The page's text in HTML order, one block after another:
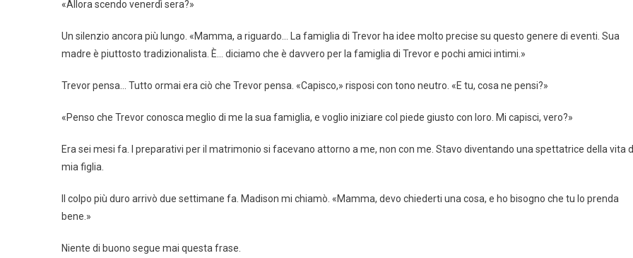
«Allora scendo venerdì sera?»
Un silenzio ancora più lungo. «Mamma, a riguardo… La famiglia di Trevor ha idee molto precise su questo genere di eventi. Sua
madre è piuttosto tradizionalista. È… diciamo che è davvero per la famiglia di Trevor e pochi amici intimi.»
Trevor pensa… Tutto ormai era ciò che Trevor pensa. «Capisco,» risposi con tono neutro. «E tu, cosa ne pensi?»
«Penso che Trevor conosca meglio di me la sua famiglia, e voglio iniziare col piede giusto con loro. Mi capisci, vero?»
Era sei mesi fa. I preparativi per il matrimonio si facevano attorno a me, non con me. Stavo diventando una spettatrice della vita
mia figlia.
Il colpo più duro arrivò due settimane fa. Madison mi chiamò. «Mamma, devo chiederti una cosa, e ho bisogno che tu lo prenda
bene.»
Niente di buono segue mai questa frase.